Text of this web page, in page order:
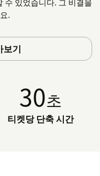
.
보기
30초
티켓당 단축 시간